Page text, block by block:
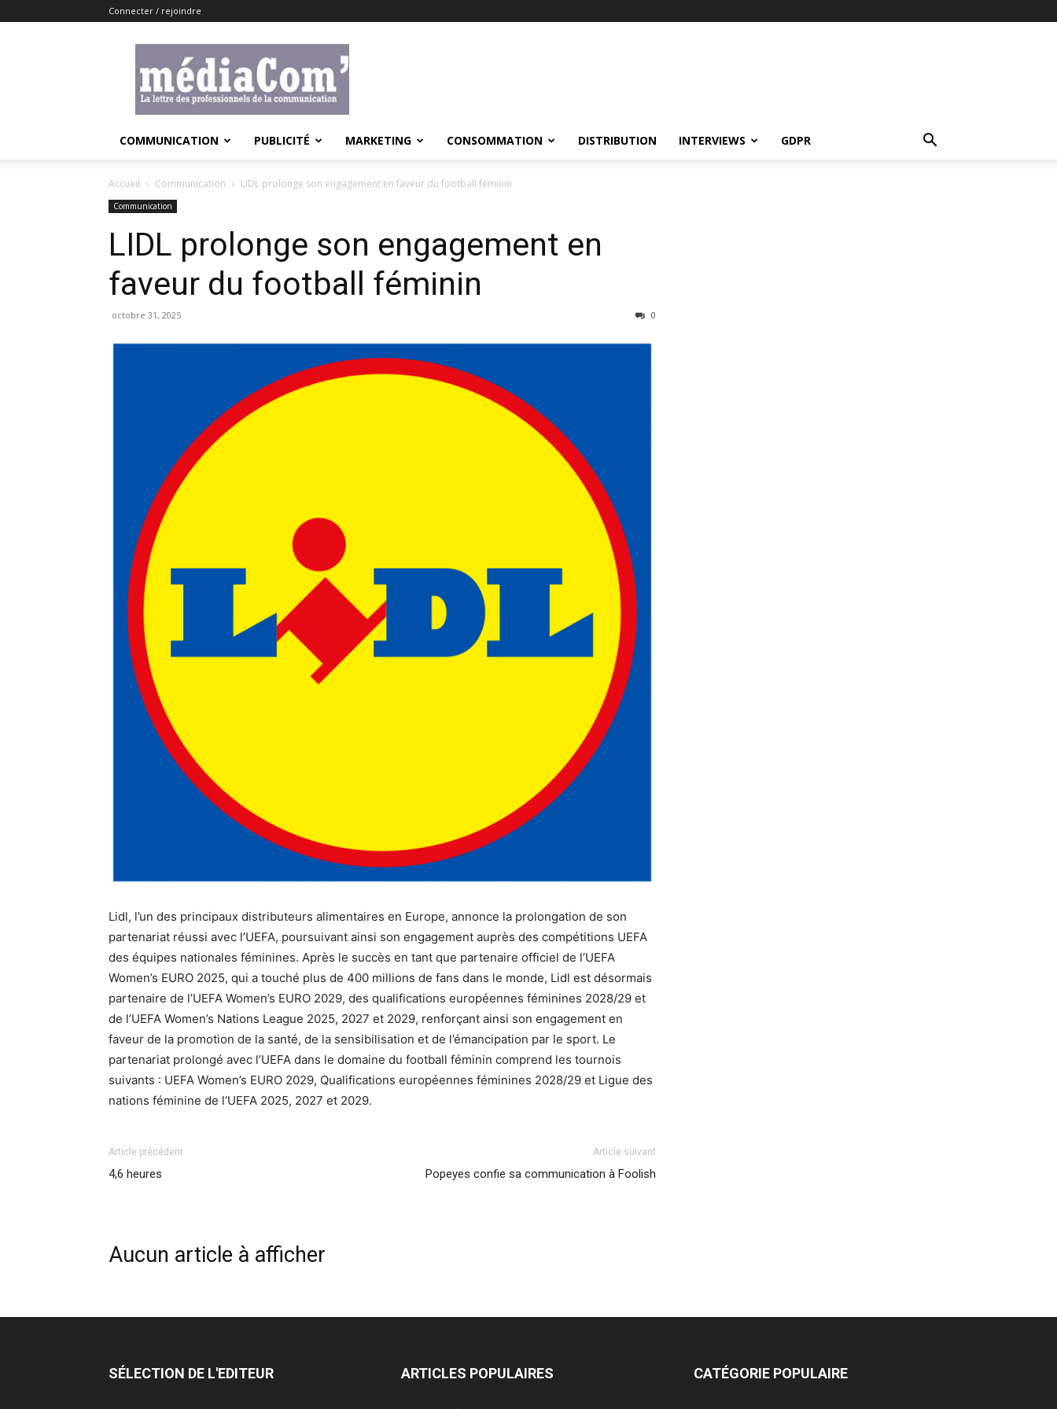
Connecter / rejoindre
COMMUNICATION PUBLICITÉ MARKETING CONSOMMATION DISTRIBUTION INTERVIEWS GDPR
Accueil Communication LIDL prolonge son engagement en faveur du football féminin
Communication
LIDL prolonge son engagement en
faveur du football féminin
octobre 31, 2025 0
Lidl, l’un des principaux distributeurs alimentaires en Europe, annonce la prolongation de son
partenariat réussi avec l’UEFA, poursuivant ainsi son engagement auprès des compétitions UEFA
des équipes nationales féminines. Après le succès en tant que partenaire officiel de l’UEFA
Women’s EURO 2025, qui a touché plus de 400 millions de fans dans le monde, Lidl est désormais
partenaire de l’UEFA Women’s EURO 2029, des qualifications européennes féminines 2028/29 et
de l’UEFA Women’s Nations League 2025, 2027 et 2029, renforçant ainsi son engagement en
faveur de la promotion de la santé, de la sensibilisation et de l’émancipation par le sport. Le
partenariat prolongé avec l’UEFA dans le domaine du football féminin comprend les tournois
suivants : UEFA Women’s EURO 2029, Qualifications européennes féminines 2028/29 et Ligue des
nations féminine de l’UEFA 2025, 2027 et 2029.
Article précédent
4,6 heures
Article suivant
Popeyes confie sa communication à Foolish
Aucun article à afficher
SÉLECTION DE L'EDITEUR ARTICLES POPULAIRES CATÉGORIE POPULAIRE